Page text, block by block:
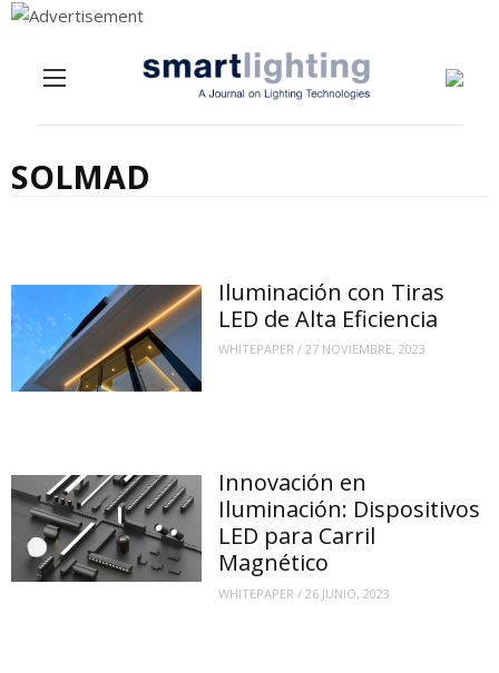
SOLMAD
Iluminación con Tiras
LED de Alta Eficiencia
WHITEPAPER /27 NOVIEMBRE, 2023
Innovación en
Iluminación: Dispositivos
LED para Carril
Magnético
WHITEPAPER / 26 JUNIO, 2023